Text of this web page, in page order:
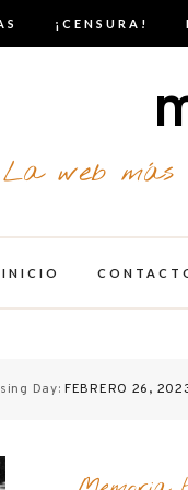
¡CENSURA!
La web más
INICIO
Day:FEBRERO 26,